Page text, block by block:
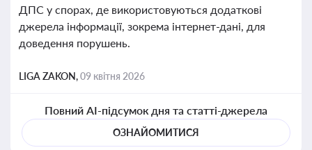
ДПС у спорах, де використовуються додаткові
джерела інформації, зокрема інтернет-дані, для
доведення порушень.
LIGA ZAKON,09 квітня 2026
Повний AI-підсумок дня та статті-джерела
ОЗНАЙОМИТИСЯ